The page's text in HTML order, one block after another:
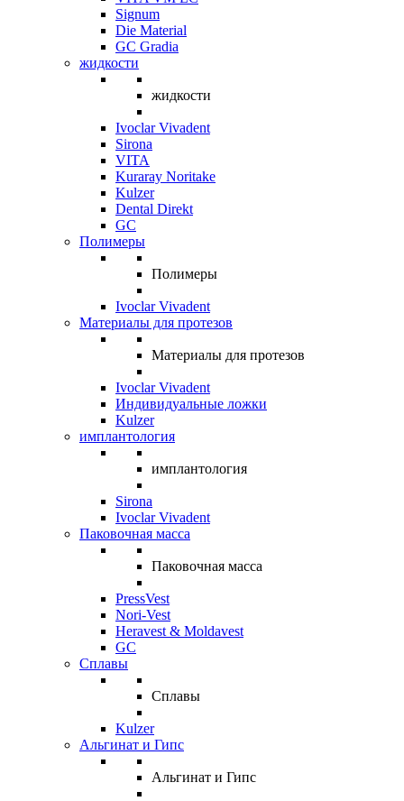
Signum
Die Material
GC Gradia
жидкости
жидкости
Ivoclar Vivadent
Sirona
VITA
Kuraray Noritake
Kulzer
Dental Direkt
GC
Полимеры
Полимеры
Ivoclar Vivadent
Материалы для протезов
Материалы для протезов
Ivoclar Vivadent
Индивидуальные ложки
Kulzer
имплантология
имплантология
Sirona
Ivoclar Vivadent
Паковочная масса
Паковочная масса
PressVest
Nori-Vest
Heravest & Moldavest
GC
Сплавы
Сплавы
Kulzer
Альгинат и Гипс
Альгинат и Гипс